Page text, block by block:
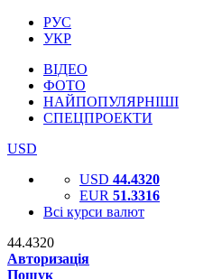
РУС
УКР
ВІДЕО
ФОТО
НАЙПОПУЛЯРНІШІ
СПЕЦПРОЕКТИ
USD
USD 44.4320
EUR 51.3316
Всі курси валют
44.4320
Авторизація
Пошук